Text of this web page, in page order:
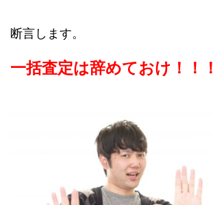
断言します。
一括査定は辞めておけ！！！